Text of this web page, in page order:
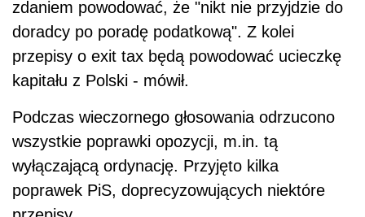
zdaniem powodować, że "nikt nie przyjdzie do
doradcy po poradę podatkową". Z kolei
przepisy o exit tax będą powodować ucieczkę
kapitału z Polski - mówił.
Podczas wieczornego głosowania odrzucono
wszystkie poprawki opozycji, m.in. tą
wyłączającą ordynację. Przyjęto kilka
poprawek PiS, doprecyzowujących niektóre